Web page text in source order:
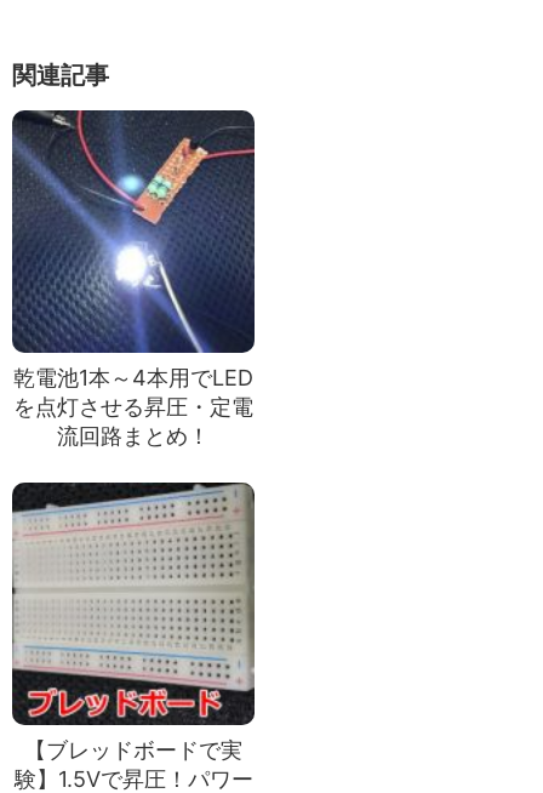
関連記事
乾電池1本～4本用でLED
を点灯させる昇圧・定電
流回路まとめ！
【ブレッドボードで実
験】1.5Vで昇圧！パワー